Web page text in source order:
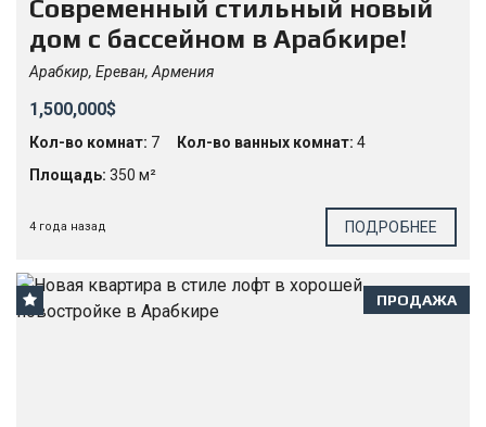
Современный стильный новый
дом с бассейном в Арабкире!
Арабкир, Ереван, Армения
1,500,000$
Кол-во комнат: 7 Кол-во ванных комнат: 4
Площадь: 350 м²
4 года назад ПОДРОБНЕЕ
ПРОДАЖА